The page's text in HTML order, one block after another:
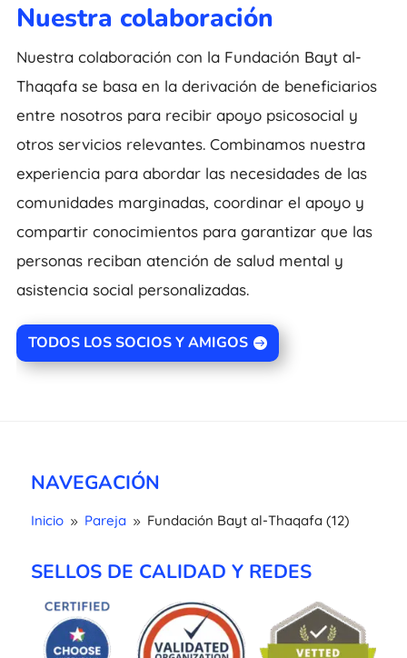
Nuestra colaboración
Nuestra colaboración con la Fundación Bayt al-
Thaqafa se basa en la derivación de beneficiarios
entre nosotros para recibir apoyo psicosocial y
otros servicios relevantes. Combinamos nuestra
experiencia para abordar las necesidades de las
comunidades marginadas, coordinar el apoyo y
compartir conocimientos para garantizar que las
personas reciban atención de salud mental y
asistencia social personalizadas.
TODOS LOS SOCIOS Y AMIGOS
NAVEGACIÓN
Inicio 9 Pareja 9 Fundación Bayt al-Thaqafa (12)
SELLOS DE CALIDAD Y REDES